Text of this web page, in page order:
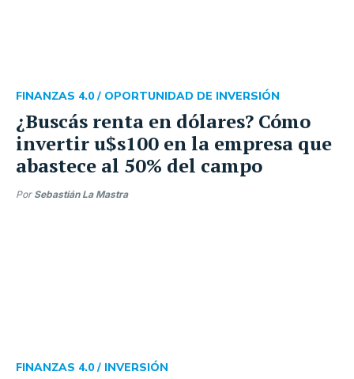
¿Buscás renta en dólares? Cómo
invertir u$s100 en la empresa que
abastece al 50% del campo
FINANZAS 4.0 / OPORTUNIDAD DE INVERSIÓN
Por Sebastián La Mastra
FINANZAS 4.0 / INVERSIÓN